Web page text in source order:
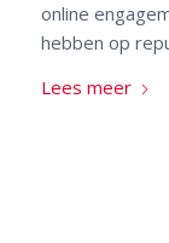
online
hebben op
Lees meer